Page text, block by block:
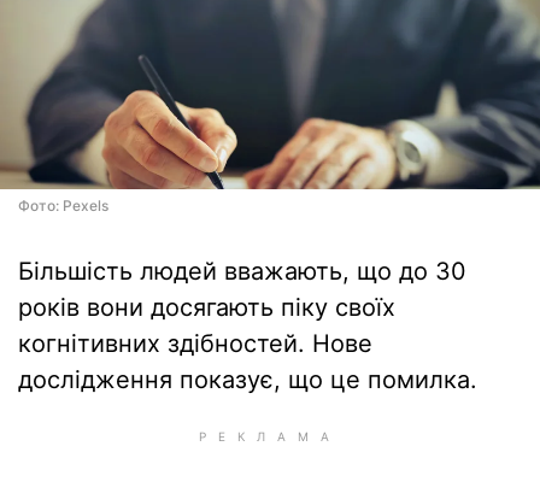
Фото: Pexels
Більшість людей вважають, що до 30
років вони досягають піку своїх
когнітивних здібностей. Нове
дослідження показує, що це помилка.